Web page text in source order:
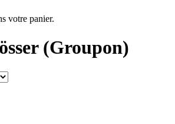
votre panier.
(Groupon)